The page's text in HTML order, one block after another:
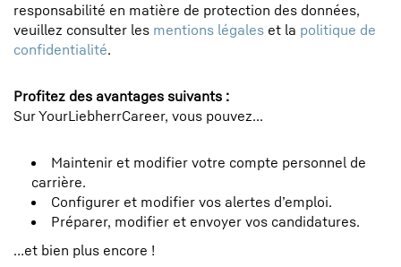
responsabilité en matière de protection des données,
veuillez consulter les mentions légales et la politique de
confidentialité.
Profitez des avantages suivants :
Sur YourLiebherrCareer, vous pouvez...
Maintenir et modifier votre compte personnel de
carrière.
Configurer et modifier vos alertes d’emploi.
Préparer, modifier et envoyer vos candidatures.
…et bien plus encore !